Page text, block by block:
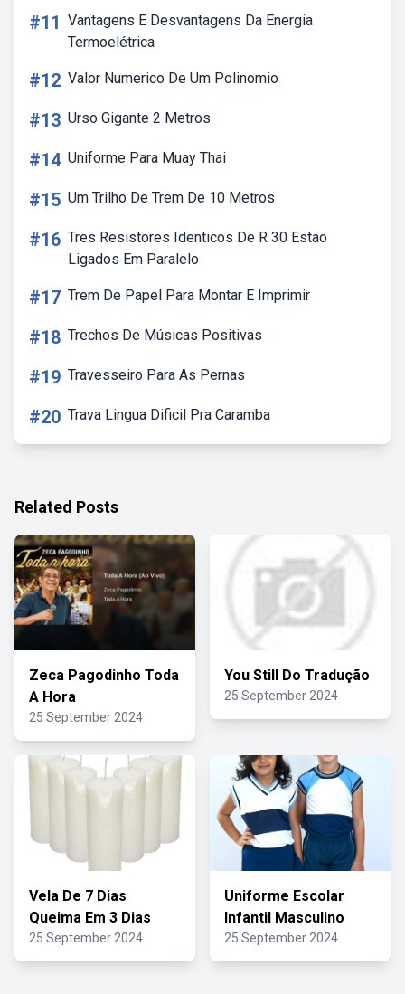
#11 Vantagens E Desvantagens Da Energia
Termoelétrica
#12 Valor Numerico De Um Polinomio
#13 Urso Gigante 2 Metros
#14 Uniforme Para Muay Thai
#15 Um Trilho De Trem De 10 Metros
#16 Tres Resistores Identicos De R 30 Estao
Ligados Em Paralelo
#17 Trem De Papel Para Montar E Imprimir
#18 Trechos De Músicas Positivas
#19 Travesseiro Para As Pernas
#20 Trava Lingua Dificil Pra Caramba
Related Posts
Zeca Pagodinho Toda
A Hora
25 September 2024
You Still Do Tradução
25 September 2024
Vela De 7 Dias
Queima Em 3 Dias
25 September 2024
Uniforme Escolar
Infantil Masculino
25 September 2024